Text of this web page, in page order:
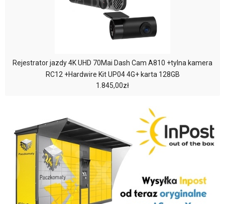
Rejestrator jazdy 4K UHD 70Mai Dash Cam A810 +tylna kamera
RC12 +Hardwire Kit UP04 4G+ karta 128GB
1.845,00zł